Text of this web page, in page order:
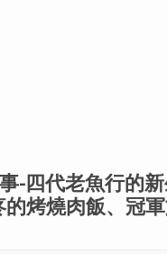
四代老魚行的新
烤燒肉飯、冠